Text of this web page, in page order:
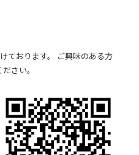
ております。 ご興味のある方
さい。